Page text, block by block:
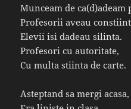
Munceam de ca(d)adeam
Profesorii aveau
Elevii isi dadeau silinta.
Profesori cu autoritate,
Cu multa stiinta de carte.
Asteptand sa mergi acasa,